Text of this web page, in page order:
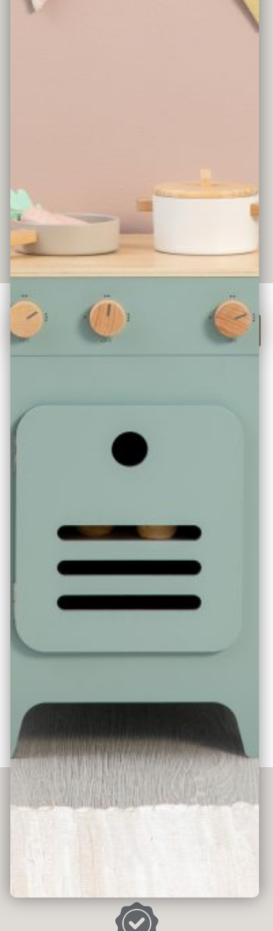
Holz, Schichtholz, MDF (FSC® 100%)
Lieferumfang
ohne Dekoration
Altersempfehlung
ab 3 Jahren
Jetzt Kaufen!
ÜBER DAS PRODUKT
Spielherd ist ein Bauteil zur Traumküche. Je nach Platz
kann dieser zum Beispiel in Kombination mit 3 weiteren
Küchenmöbeln im Kinderzimmer platziert werden. Auch
die Farbauswahl ist flexibel: ob warmgrau/natur oder
salbei/natur – die Mischung macht´s. Natürlich eignet
sich der Spielherd auch als Einzelstück.
Ausstattung und Produkteigenschaften:
praktischer & kompakter Spielherd mit 2
Einlegeboden; Griffloch zum einfachen Öffnen der
Ofentür